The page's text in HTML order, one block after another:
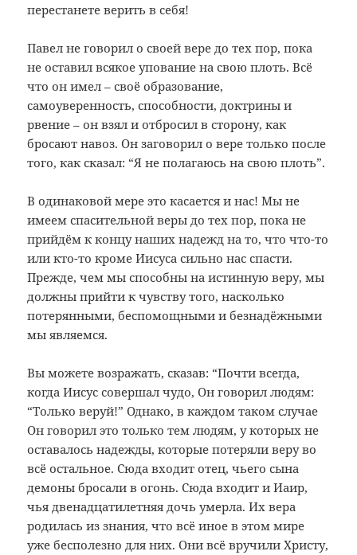
перестанете верить в себя!
Павел не говорил о своей вере до тех пор, пока
не оставил всякое упование на свою плоть. Всё
что он имел – своё образование,
самоуверенность, способности, доктрины и
рвение – он взял и отбросил в сторону, как
бросают навоз. Он заговорил о вере только после
того, как сказал: “Я не полагаюсь на свою плоть”.
В одинаковой мере это касается и нас! Мы не
имеем спасительной веры до тех пор, пока не
прийдём к концу наших надежд на то, что что-то
или кто-то кроме Иисуса сильно нас спасти.
Прежде, чем мы способны на истинную веру, мы
должны прийти к чувству того, насколько
потерянными, беспомощными и безнадёжными
мы являемся.
Вы можете возражать, сказав: “Почти всегда,
когда Иисус совершал чудо, Он говорил людям:
“Только веруй!” Однако, в каждом таком случае
Он говорил это только тем людям, у которых не
оставалось надежды, которые потеряли веру во
всё остальное. Сюда входит отец, чьего сына
демоны бросали в огонь. Сюда входит и Иаир,
чья двенадцатилетняя дочь умерла. Их вера
родилась из знания, что всё иное в этом мире
уже бесполезно для них. Они всё вручили Христу,